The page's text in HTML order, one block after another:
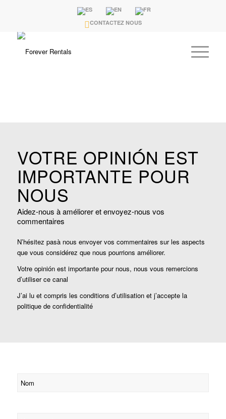
CONTACTEZ NOUS
VOTRE OPINIÓN EST
IMPORTANTE POUR
NOUS
Aidez-nous à améliorer et envoyez-nous vos
commentaires
N’hésitez pasà nous envoyer vos commentaires sur les aspects
que vous considérez que nous pourrions améliorer.
Votre opinión est importante pour nous, nous vous remercions
d’utiliser ce canal
J’ai lu et compris les conditions d’utilisation et j’accepte la
politique de confidentialité